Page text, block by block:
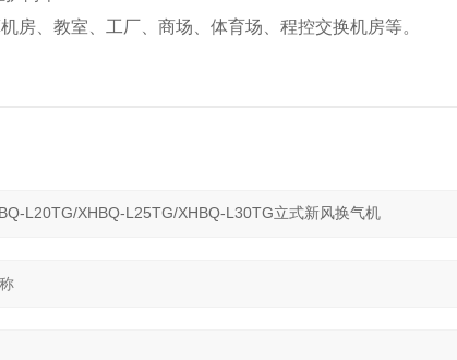
房、教室、工厂、商场、体育场、程控交换机房等。